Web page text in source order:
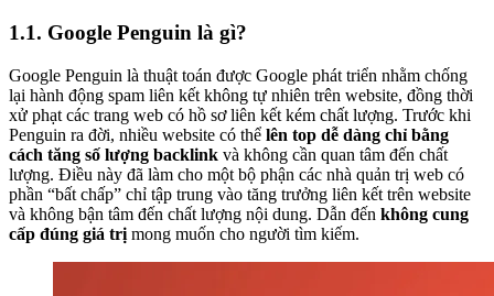
1.1. Google Penguin là gì?
Google Penguin là thuật toán được Google phát triển nhằm chống
lại hành động spam liên kết không tự nhiên trên website, đồng thời
xử phạt các trang web có hồ sơ liên kết kém chất lượng. Trước khi
Penguin ra đời, nhiều website có thể lên top dễ dàng chỉ bằng
cách tăng số lượng backlink và không cần quan tâm đến chất
lượng. Điều này đã làm cho một bộ phận các nhà quản trị web có
phần “bất chấp” chỉ tập trung vào tăng trưởng liên kết trên website
và không bận tâm đến chất lượng nội dung. Dẫn đến không cung
cấp đúng giá trị mong muốn cho người tìm kiếm.